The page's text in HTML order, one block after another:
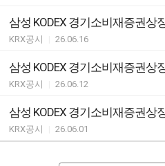
KRX공시 26.06.16
KRX공시 26.06.12
KRX공시 26.06.01